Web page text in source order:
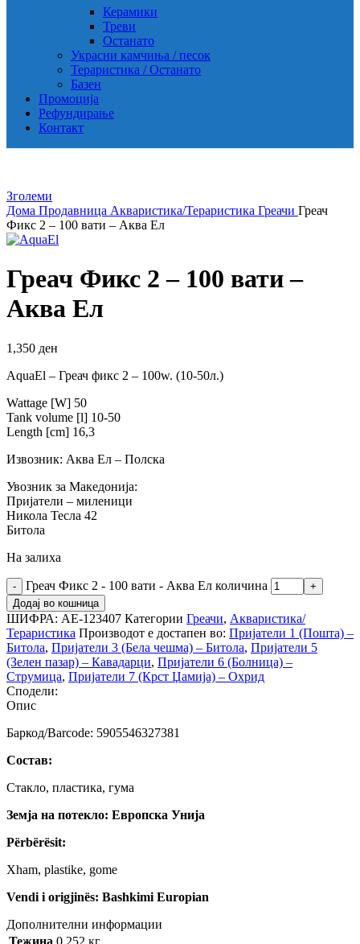
Керамики
Треви
Останато
Украсни камчиња / песок
Тераристика / Останато
Базен
Промоција
Рефундирање
Контакт
Зголеми
Дома Продавница Акваристика/Тераристика Греачи Греач
Фикс 2 – 100 вати – Аква Ел
Греач Фикс 2 – 100 вати –
Аква Ел
1,350 ден
AquaEl – Греач фикс 2 – 100w. (10-50л.)
Wattage [W] 50
Tank volume [l] 10-50
Length [cm] 16,3
Извозник: Аква Ел – Полска
Увозник за Македонија:
Пријатели – миленици
Никола Тесла 42
Битола
На залиха
Греач Фикс 2 - 100 вати - Аква Ел количина
Додај во кошница
ШИФРА: АЕ-123407 Категории Греачи, Акваристика/
Тераристика Производот е достапен во: Пријатели 1 (Пошта) –
Битола, Пријатели 3 (Бела чешма) – Битола, Пријатели 5
(Зелен пазар) – Кавадарци, Пријатели 6 (Болница) –
Струмица, Пријатели 7 (Крст Џамија) – Охрид
Сподели:
Опис
Баркод/Barcode: 5905546327381
Состав:
Стакло, пластика, гума
Земја на потекло: Европска Унија
Përbërësit:
Xham, plastike, gome
Vendi i origjinës: Bashkimi Europian
Дополнителни информации
Тежина 0.252 кг